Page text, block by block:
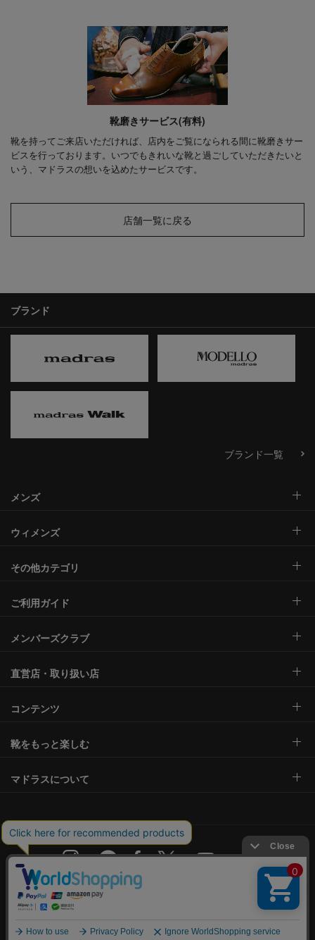
靴磨きサービス(有料)
靴を持ってご来店いただければ、店内をご覧になられる間に靴磨きサー
ビスを行っております。いつでもきれいな靴と過ごしていただきたいと
いう、マドラスの想いを込めたサービスです。
店舗一覧に戻る
ブランド
ブランド一覧
メンズ
ウィメンズ
その他カテゴリ
ご利用ガイド
メンバーズクラブ
直営店・取り扱い店
コンテンツ
靴をもっと楽しむ
マドラスについて
サイトご利用規約
特定商取引法に基づく表示